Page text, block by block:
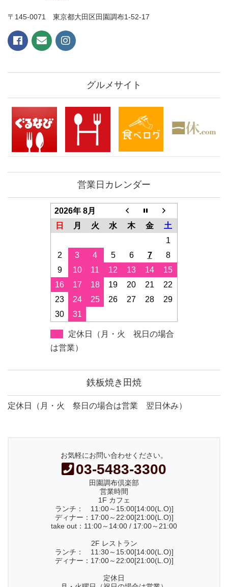
〒145-0071 東京都大田区田園調布1-52-17
グルメサイト
営業日カレンダー
2026年 8月
日
月 火 水 木 金
土
1
2
3 4 5 6 7
8
9
10 11 12 13 14
15
16
17 18 19 20 21
22
23
24 25 26 27 28
29
30
31
定休日（月・火 祝日の場合
は営業）
鉄板焼き田焼
定休日（月・火 祭日の場合は営業 翌日休み）
お気軽にお問い合わせください。
03-5483-3300
田園調布倶楽部
営業時間
1F カフェ
ランチ： 11:00～15:00[14:00(L.O)]
ディナー：17:00～22:00[21:00(L.O)]
take out：11:00～14:00 / 17:00～21:00
2F レストラン
ランチ： 11:30～15:00[14:00(L.O)]
ディナー：17:00～22:00[21:00(L.O)]
定休日